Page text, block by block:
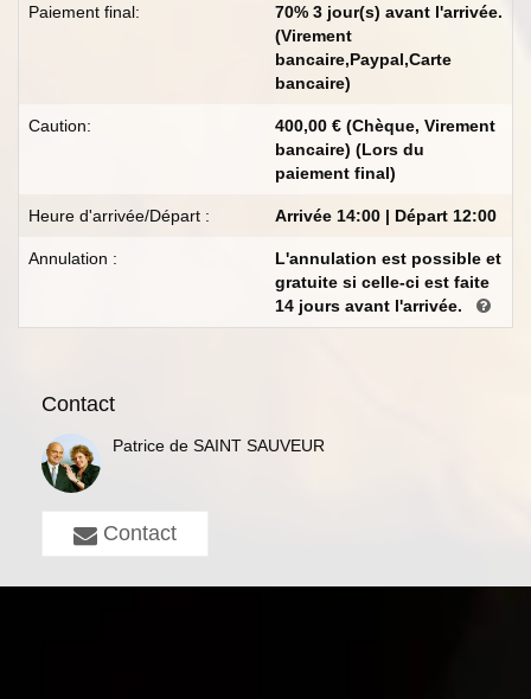
Paiement final:
70% 3 jour(s) avant l'arrivée.
(Virement
bancaire,Paypal,Carte
bancaire)
Caution:
400,00 € (Chèque, Virement
bancaire) (Lors du
paiement final)
Heure d'arrivée/Départ : Arrivée 14:00 | Départ 12:00
Annulation :
L'annulation est possible et
gratuite si celle-ci est faite
14 jours avant l'arrivée.
Contact
Patrice de SAINT SAUVEUR
Contact